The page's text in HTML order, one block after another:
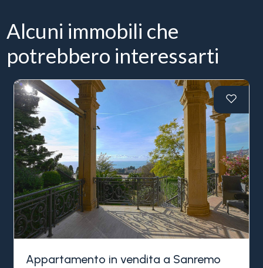
Alcuni immobili che
potrebbero interessarti
Appartamento in vendita a Sanremo